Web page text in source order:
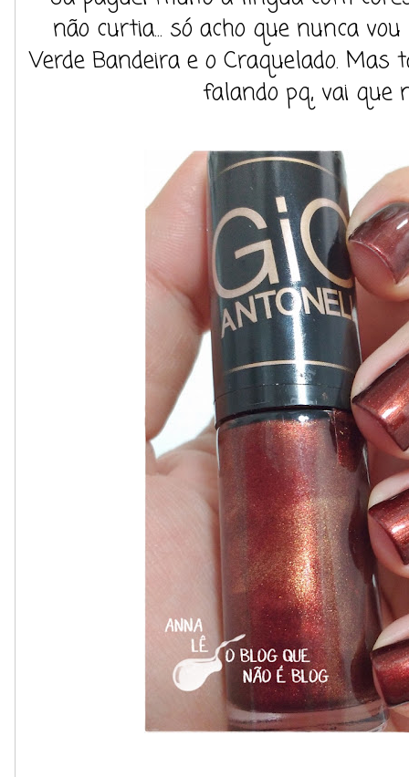
não curtia... só acho que nunca
Verde Bandeira e o Craquelado.
falando pq, vai que